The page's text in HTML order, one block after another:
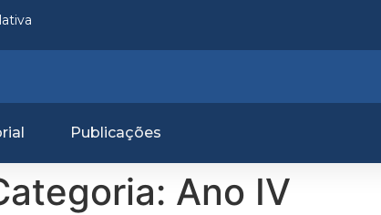
Publicações
Ano IV